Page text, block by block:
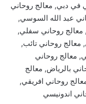
في دبي, معالج روحاني
عبد الله السوسي,
معالج روحاني سفلي,
معالج روحاني تائب,
معالج روحاني
بالرياض, معالج
روحاني افريقي,
اندونيسي